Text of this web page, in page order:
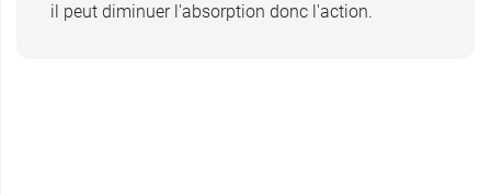
il peut diminuer l'absorption donc l'action.